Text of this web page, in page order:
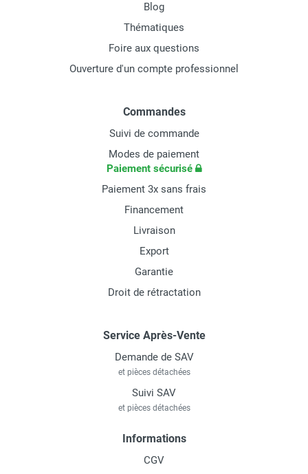
Blog
Thématiques
Foire aux questions
Ouverture d'un compte professionnel
Commandes
Suivi de commande
Modes de paiement
Paiement sécurisé
Paiement 3x sans frais
Financement
Livraison
Export
Garantie
Droit de rétractation
Service Après-Vente
Demande de SAV
et pièces détachées
Suivi SAV
et pièces détachées
Informations
CGV